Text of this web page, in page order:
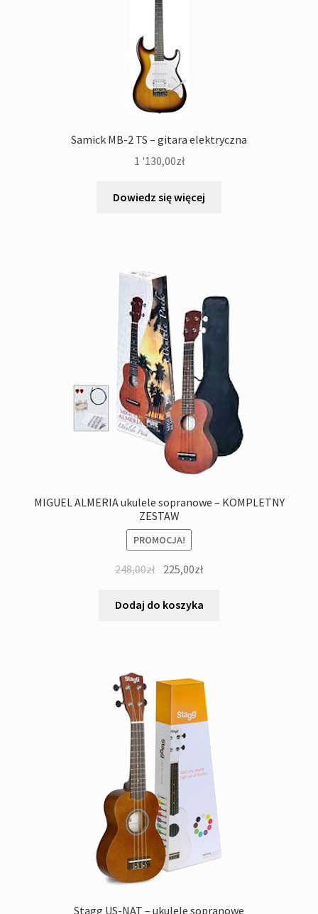
Samick MB-2 TS – gitara elektryczna
1 '130,00zł
Dowiedz się więcej
MIGUEL ALMERIA ukulele sopranowe – KOMPLETNY
ZESTAW
PROMOCJA!
248,00zł Pierwotna
wynosiła:
225,00złAktualna
wynosi:
Dodaj do koszyka
Stagg US-NAT – ukulele sopranowe